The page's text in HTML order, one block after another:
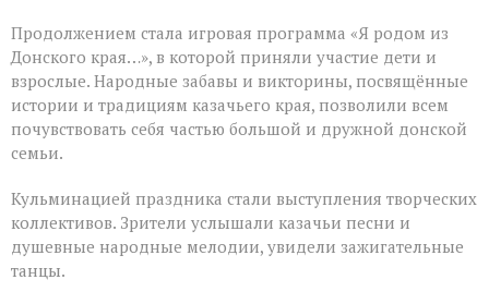
Продолжением стала игровая программа «Я родом из
Донского края…», в которой приняли участие дети и
взрослые. Народные забавы и викторины, посвящённые
истории и традициям казачьего края, позволили всем
почувствовать себя частью большой и дружной донской
семьи.
Кульминацией праздника стали выступления творческих
коллективов. Зрители услышали казачьи песни и
душевные народные мелодии, увидели зажигательные
танцы.